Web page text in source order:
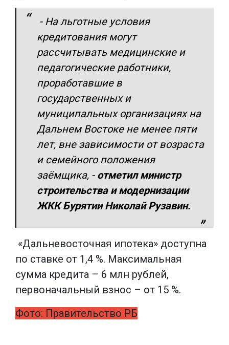
- На льготные условия
кредитования могут
рассчитывать медицинские и
педагогические работники,
проработавшие в
государственных и
муниципальных организациях на
Дальнем Востоке не менее пяти
лет, вне зависимости от возраста
и семейного положения
заёмщика, - отметил министр
строительства и модернизации
ЖКК Бурятии Николай Рузавин.
«Дальневосточная ипотека» доступна
по ставке от 1,4 %. Максимальная
сумма кредита – 6 млн рублей,
первоначальный взнос – от 15 %.
Фото: Правительство РБ